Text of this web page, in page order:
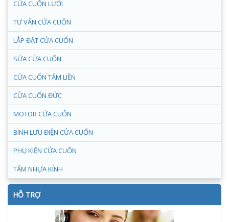
CỬA CUỐN LƯỚI
TƯ VẤN CỬA CUỐN
LẮP ĐẶT CỬA CUỐN
SỬA CỬA CUỐN
CỬA CUỐN TẤM LIỀN
CỬA CUỐN ĐỨC
MOTOR CỬA CUỐN
BÌNH LƯU ĐIỆN CỬA CUỐN
PHỤ KIỆN CỬA CUỐN
TẤM NHỰA KÍNH
HỖ TRỢ